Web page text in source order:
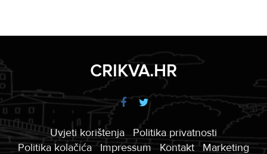
CRIKVA.HR
Uvjeti korištenja
Politika privatnosti
Politika kolačića
Impressum Kontakt Marketing